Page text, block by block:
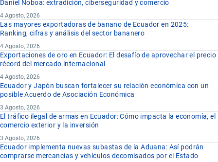
Daniel Noboa: extradición, ciberseguridad y comercio
4 Agosto, 2026
Las mayores exportadoras de banano de Ecuador en 2025:
Ranking, cifras y análisis del sector bananero
4 Agosto, 2026
Exportaciones de oro en Ecuador: El desafío de aprovechar el precio
récord del mercado internacional
4 Agosto, 2026
Ecuador y Japón buscan fortalecer su relación económica con un
posible Acuerdo de Asociación Económica
3 Agosto, 2026
El tráfico ilegal de armas en Ecuador: Cómo impacta la economía, el
comercio exterior y la inversión
3 Agosto, 2026
Ecuador implementa nuevas subastas de la Aduana: Así podrán
comprarse mercancías y vehículos decomisados por el Estado